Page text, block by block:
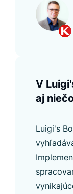
V
aj
Luigi's